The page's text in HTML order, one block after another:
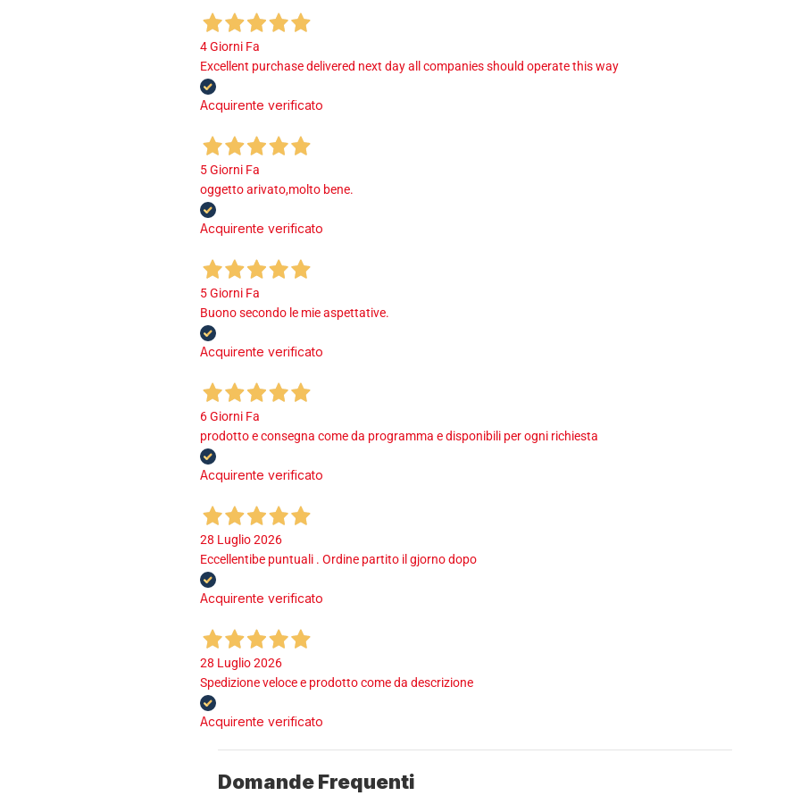
4 Giorni Fa
Excellent purchase delivered next day all companies should operate this way
Acquirente verificato
5 Giorni Fa
oggetto arivato,molto bene.
Acquirente verificato
5 Giorni Fa
Buono secondo le mie aspettative.
Acquirente verificato
6 Giorni Fa
prodotto e consegna come da programma e disponibili per ogni richiesta
Acquirente verificato
28 Luglio 2026
Eccellentibe puntuali . Ordine partito il gjorno dopo
Acquirente verificato
28 Luglio 2026
Spedizione veloce e prodotto come da descrizione
Acquirente verificato
Domande Frequenti